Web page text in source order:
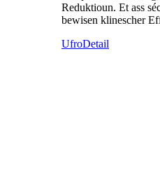
Reduktioun. Et ass
bewisen klinescher
UfroDetail